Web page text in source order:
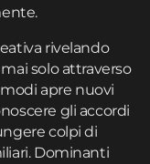
rivelando
solo attraverso
apre nuovi
gli accordi
colpi di
Dominanti